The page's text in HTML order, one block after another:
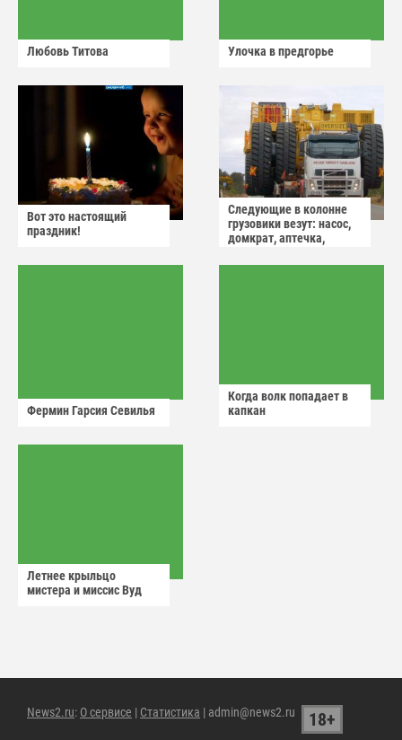
Любовь Титова Улочка в предгорье
Вот это настоящий
праздник!
Следующие в колонне
грузовики везут: насос,
домкрат, аптечка,
Фермин Гарсия Севилья
Когда волк попадает в
капкан
Летнее крыльцо
мистера и миссис Вуд
News2.ru: О сервисе | Статистика | admin@news2.ru 18+